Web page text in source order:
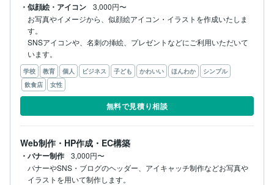
・似顔絵・アイコン
3,000円〜
お写真やイメージから、似顔絵アイコン・イラストを作成いたしま
す。
SNSアイコンや、名刺の挿絵、プレゼントなどにご利用いただいて
います。
学校 教育 個人 ビジネス 子ども かわいい ほんわか
シンプル
飲食店
女性
無料で見積り相談
Web制作・HP作成・EC構築
・バナー制作
3,000円〜
バナーやSNS・ブログのヘッダー、アイキャッチ制作などお写真や
イラストを用いて制作します。